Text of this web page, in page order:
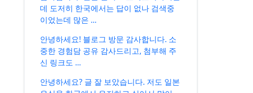
데 도저히 한국에서는 답이 없나 검색중
이었는데 많은 ...
안녕하세요! 블로그 방문 감사합니다. 소
중한 경험담 공유 감사드리고, 첨부해 주
신 링크도 ...
안녕하세요? 글 잘 보았습니다. 저도 일본